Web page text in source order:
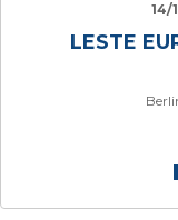
14/
LESTE